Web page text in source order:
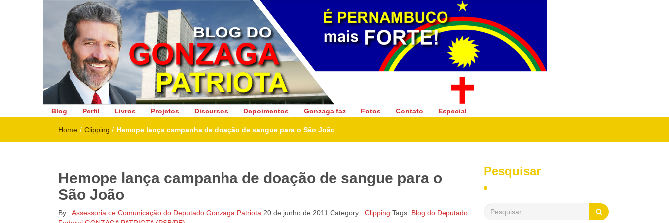
Gonzaga Patriota
Deputado Federal
Blog Perfil Livros Projetos Discursos Depoimentos Gonzaga faz Fotos Contato Especial
Home / Clipping / Hemope lança campanha de doação de sangue para o São João
Hemope lança campanha de doação de sangue para o
São João
By : Assessoria de Comunicação do Deputado Gonzaga Patriota 20 de junho de 2011 Category : Clipping Tags: Blog do Deputado
Pesquisar